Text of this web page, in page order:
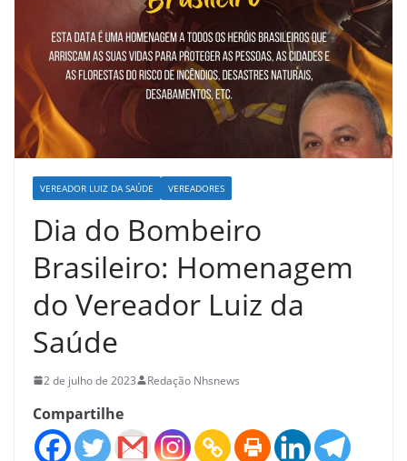
VEREADOR LUIZ DA SAÚDE VEREADORES
Dia do Bombeiro
Brasileiro: Homenagem
do Vereador Luiz da
Saúde
2 de julho de 2023 Redação Nhsnews
Compartilhe